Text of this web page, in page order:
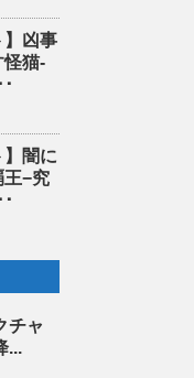
】凶事
怪猫-
】闇に
王−究
チャ
...